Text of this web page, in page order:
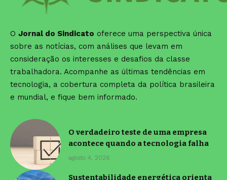
O Jornal do Sindicato oferece uma perspectiva única
sobre as notícias, com análises que levam em
consideração os interesses e desafios da classe
trabalhadora. Acompanhe as últimas tendências em
tecnologia, a cobertura completa da política brasileira
e mundial, e fique bem informado.
O verdadeiro teste de uma empresa
acontece quando a tecnologia falha
agosto 4, 2026
Sustentabilidade energética orienta